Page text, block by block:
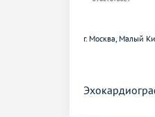
г. Москва, Малый